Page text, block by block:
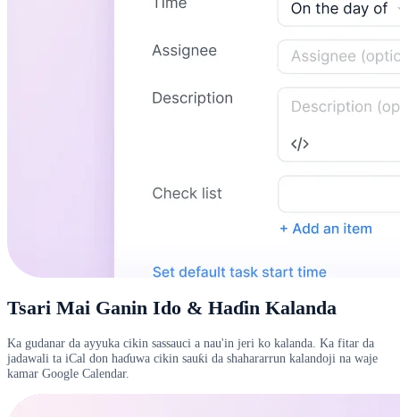
Tsari Mai Ganin Ido & Haɗin Kalanda
Ka gudanar da ayyuka cikin sassauci a nau'in jeri ko kalanda. Ka fitar da
jadawali ta iCal don haɗuwa cikin sauƙi da shahararrun kalandoji na waje
kamar Google Calendar.